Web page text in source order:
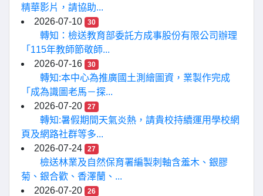
精華影片，請協助...
2026-07-10
30
轉知：檢送教育部委託方成事股份有限公司辦理
「115年教師節敬師...
2026-07-16
30
轉知:本中心為推廣國土測繪圖資，業製作完成
「成為識圖老馬－探...
2026-07-20
27
轉知:暑假期間天氣炎熱，請貴校持續運用學校網
頁及網路社群等多...
2026-07-24
27
檢送林業及自然保育署編製刺軸含羞木、銀膠
菊、銀合歡、香澤蘭、...
2026-07-20
26